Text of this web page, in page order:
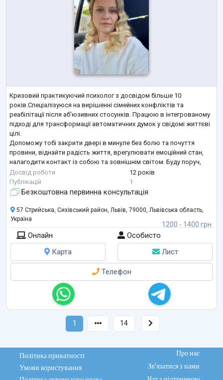
Кризовий практикуючий психолог з досвідом більше 10
років.Спеціалізуюся на вирішенні сімейних конфліктів та
реабілітації після аб'юзивних стосунків. Працюю в інтегрованому
підході для трансформації автоматичних думок у свідомі життєві
цілі.
Допоможу тобі закрити двері в минуле без болю та почуття
провини, віднайти радість життя, врегулювати емоційний стан,
налагодити контакт із собою та зовнішнім світом. Буду поруч,
проведу за руку, підтримаю , допоможу тобі пройти через етапи
розлучення до створення твого нового, впевненого "Я".
Запрошую в...
Досвід роботи
12 років
Публікацій
1
Безкоштовна первинна консультація
1200 - 1400 грн
57 Стрийська, Сихівський район, Львів, 79000, Львівська область,
Україна
Онлайн
Особисто
Карта
Лист
Телефон
1 14
Політика приватності
Умови користування
Про нас
Зв'язатися з нами